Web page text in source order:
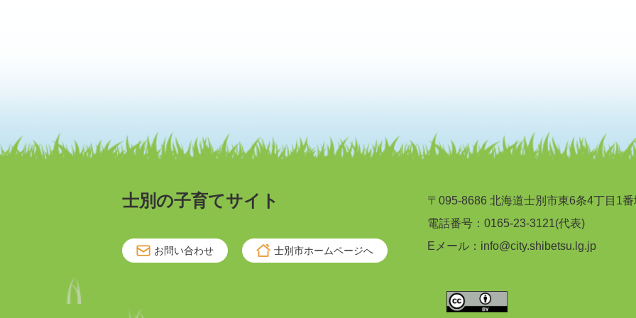
士別の子育てサイト
〒095-8686 北海道士別市東6条4丁目1番
電話番号：0165-23-3121(代表)
Eメール：info@city.shibetsu.lg.jp
お問い合わせ 士別市ホームページへ